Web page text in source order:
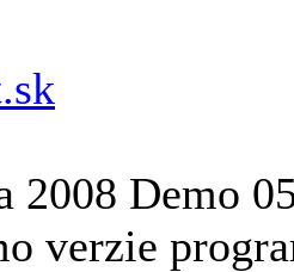
2008 Demo
verzie